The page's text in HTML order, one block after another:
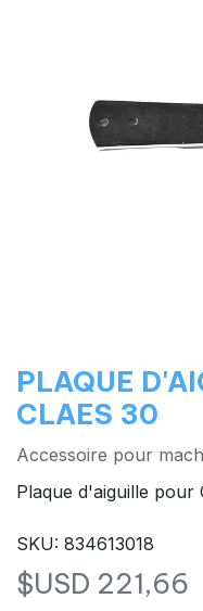
PLAQUE
CLAES 30
Accessoire pour
Plaque d'aiguille pour
SKU: 834613018
$USD 221,66